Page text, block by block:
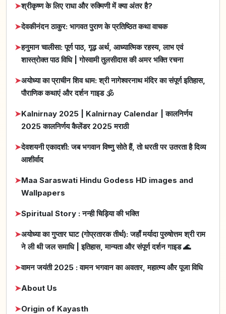
➤श्रीकृष्ण के लिए राधा और रुक्मिणी में क्या अंतर है?
➤देवकीनंदन ठाकुर: भागवत पुराण के प्रतिष्ठित कथा वाचक
➤हनुमान चालीसा: पूर्ण पाठ, गूढ़ अर्थ, आध्यात्मिक रहस्य, लाभ एवं
शास्त्रोक्त पाठ विधि | गोस्वामी तुलसीदास की अमर भक्ति रचना
➤अयोध्या का प्राचीन शिव धाम: श्री नागेश्वरनाथ मंदिर का संपूर्ण इतिहास,
पौराणिक कथाएं और दर्शन गाइड 🕉️
➤Kalnirnay 2025 | Kalnirnay Calendar | कालनिर्णय
2025 कालनिर्णय कैलेंडर 2025 मराठी
➤देवशयनी एकादशी: जब भगवान विष्णु सोते हैं, तो धरती पर उतरता है दिव्य
आशीर्वाद
➤Maa Saraswati Hindu Godess HD images and
Wallpapers
➤Spiritual Story : नन्ही चिड़िया की भक्ति
➤अयोध्या का गुप्तार घाट (गोप्रतारक तीर्थ): जहाँ मर्यादा पुरुषोत्तम श्री राम
ने ली थी जल समाधि | इतिहास, मान्यता और संपूर्ण दर्शन गाइड 🌊
➤वामन जयंती 2025 : वामन भगवान का अवतार, महात्म्य और पूजा विधि
➤About Us
➤Origin of Kayasth